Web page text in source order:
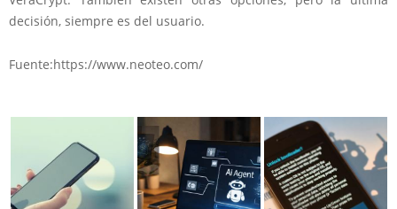
decisión, siempre es del usuario.
Fuente:https://www.neoteo.com/